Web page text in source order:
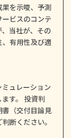
を示唆、予測
ビスのコンテ
当社が、その
有用性及び適
ュレーション
す。 投資判
（交付目論見
断ください。